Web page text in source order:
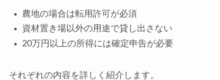
農地の場合は転用許可が必須
資材置き場以外の用途で貸し出さない
20万円以上の所得には確定申告が必要
それぞれの内容を詳しく紹介します。